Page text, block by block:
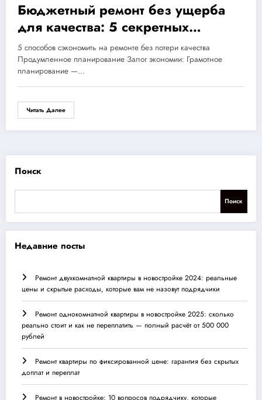
Бюджетный ремонт без ущерба
для качества: 5 секретных
способов сэкономить на ремонте
квартиры
5 способов сэкономить на ремонте без потери качества
Продумленное планирование Залог экономии: Грамотное
планирование —…
Читать Далее
Поиск
Поиск
Недавние посты
Ремонт двухкомнатной квартиры в новостройке 2024: реальные
цены и скрытые расходы, которые вам не назовут подрядчики
Ремонт однокомнатной квартиры в новостройке 2025: сколько
реально стоит и как не переплатить — полный расчёт от 500 000
рублей
Ремонт квартиры по фиксированной цене: гарантия без скрытых
доплат и переплат
Ремонт в новостройке: 10 вопросов подрядчику, которые